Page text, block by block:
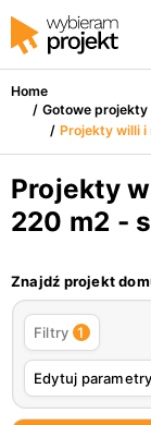
Home
/ Gotowe projekty
/ Projekty willi
Projekty
220 m2 -
Znajdź projekt
Filtry 1
Edytuj